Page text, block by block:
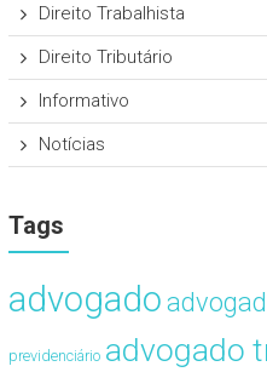
Direito Trabalhista
Direito Tributário
Informativo
Notícias
Tags
advogado
previdenciário advogado